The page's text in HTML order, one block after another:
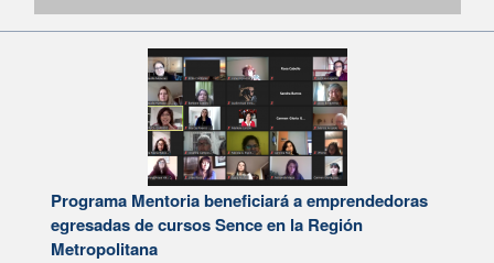
Programa Mentoria beneficiará a emprendedoras
egresadas de cursos Sence en la Región
Metropolitana